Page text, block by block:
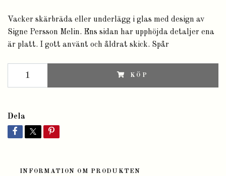
Vacker skärbräda eller underlägg i glas med design av
Signe Persson Melin. Ens sidan har upphöjda detaljer ena
är platt. I gott använt och åldrat skick. Spår
KÖP
Dela
INFORMATION OM PRODUKTEN